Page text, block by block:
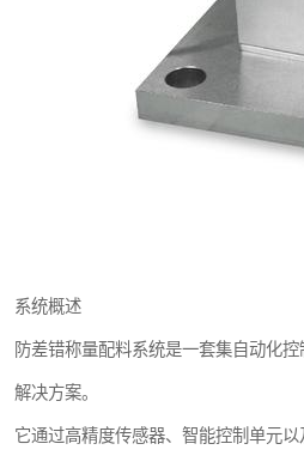
系统概述
防差错称量配料系统是一套集自动化
解决方案。
它通过高精度传感器、智能控制单元